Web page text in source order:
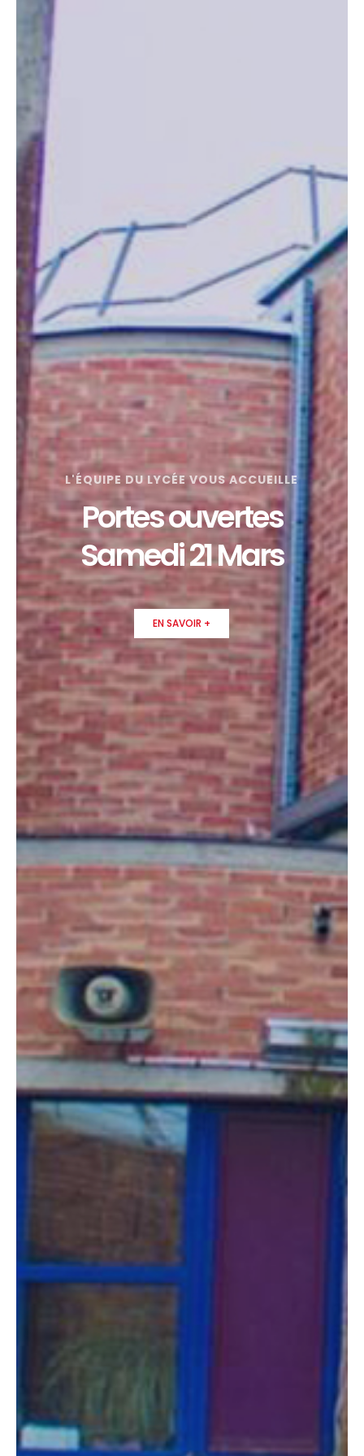
L'ÉQUIPE DU LYCÉE VOUS ACCUEILLE
Portes ouvertes
Samedi 21 Mars
EN SAVOIR +